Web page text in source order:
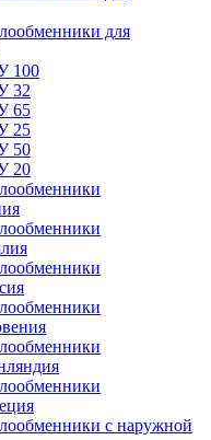
для
100
32
65
25
50
20
с наружной